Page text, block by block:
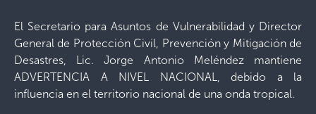
El Secretario para Asuntos de Vulnerabilidad y Director
General de Protección Civil, Prevención y Mitigación de
Desastres, Lic. Jorge Antonio Meléndez mantiene
ADVERTENCIA A NIVEL NACIONAL, debido a la
influencia en el territorio nacional de una onda tropical.